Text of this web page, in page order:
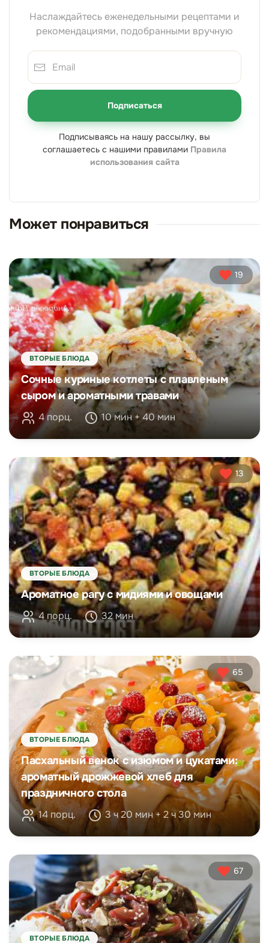
Наслаждайтесь еженедельными рецептами и
рекомендациями, подобранными вручную
Подписаться
Подписываясь на нашу рассылку, вы
соглашаетесь с нашими правилами Правила
использования сайта
Может понравиться
19
ВТОРЫЕ БЛЮДА
Сочные куриные котлеты с плавленым
сыром и ароматными травами
4 порц. 10 мин + 40 мин
13
ВТОРЫЕ БЛЮДА
Ароматное рагу с мидиями и овощами
4 порц. 32 мин
65
ВТОРЫЕ БЛЮДА
Пасхальный венок с изюмом и цукатами:
ароматный дрожжевой хлеб для
праздничного стола
14 порц. 3 ч 20 мин + 2 ч 30 мин
67
ВТОРЫЕ БЛЮДА